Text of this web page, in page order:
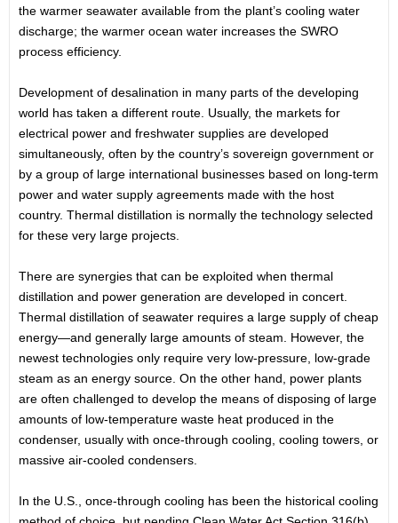
the warmer seawater available from the plant’s cooling water
discharge; the warmer ocean water increases the SWRO
process efficiency.
Development of desalination in many parts of the developing
world has taken a different route. Usually, the markets for
electrical power and freshwater supplies are developed
simultaneously, often by the country’s sovereign government or
by a group of large international businesses based on long-term
power and water supply agreements made with the host
country. Thermal distillation is normally the technology selected
for these very large projects.
There are synergies that can be exploited when thermal
distillation and power generation are developed in concert.
Thermal distillation of seawater requires a large supply of cheap
energy—and generally large amounts of steam. However, the
newest technologies only require very low-pressure, low-grade
steam as an energy source. On the other hand, power plants
are often challenged to develop the means of disposing of large
amounts of low-temperature waste heat produced in the
condenser, usually with once-through cooling, cooling towers, or
massive air-cooled condensers.
In the U.S., once-through cooling has been the historical cooling